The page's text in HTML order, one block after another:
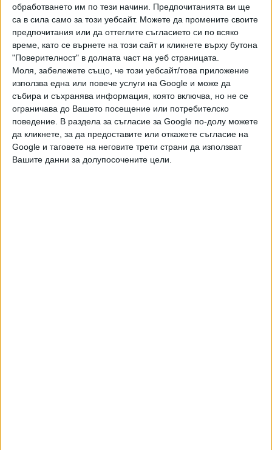
обработването им по тези начини. Предпочитанията ви ще
са в сила само за този уебсайт. Можете да промените своите
предпочитания или да оттеглите съгласието си по всяко
време, като се върнете на този сайт и кликнете върху бутона
"Поверителност" в долната част на уеб страницата.
Моля, забележете също, че този уебсайт/това приложение
използва една или повече услуги на Google и може да
събира и съхранява информация, която включва, но не се
ограничава до Вашето посещение или потребителско
поведение. В раздела за съгласие за Google по-долу можете
да кликнете, за да предоставите или откажете съгласие на
Google и таговете на неговите трети страни да използват
Вашите данни за долупосочените цели.
Видео